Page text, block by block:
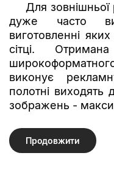
Для зовнішньої
дуже часто
виготовленні
сітці.
виконує
полотні
зображень -
Продовжити